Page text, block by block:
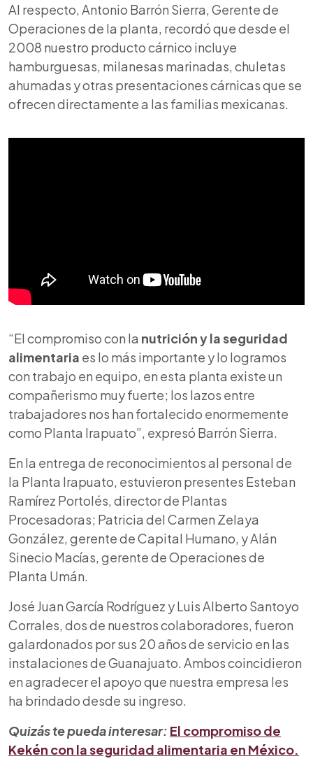
Al respecto, Antonio Barrón Sierra, Gerente de
Operaciones de la planta, recordó que desde el
2008 nuestro producto cárnico incluye
hamburguesas, milanesas marinadas, chuletas
ahumadas y otras presentaciones cárnicas que se
ofrecen directamente a las familias mexicanas.
“El compromiso con la nutrición y la seguridad
alimentaria es lo más importante y lo logramos
con trabajo en equipo, en esta planta existe un
compañerismo muy fuerte; los lazos entre
trabajadores nos han fortalecido enormemente
como Planta Irapuato”, expresó Barrón Sierra.
En la entrega de reconocimientos al personal de
la Planta Irapuato, estuvieron presentes Esteban
Ramírez Portolés, director de Plantas
Procesadoras; Patricia del Carmen Zelaya
González, gerente de Capital Humano, y Alán
Sinecio Macías, gerente de Operaciones de
Planta Umán.
José Juan García Rodríguez y Luis Alberto Santoyo
Corrales, dos de nuestros colaboradores, fueron
galardonados por sus 20 años de servicio en las
instalaciones de Guanajuato. Ambos coincidieron
en agradecer el apoyo que nuestra empresa les
ha brindado desde su ingreso.
Quizás te pueda interesar: El compromiso de
Kekén con la seguridad alimentaria en México.